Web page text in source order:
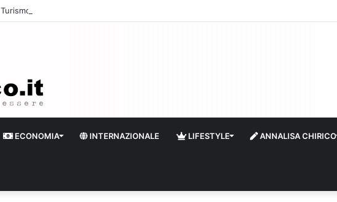
Turismo al giro di boa: sempre più stranieri in Riviera
ECONOMIA INTERNAZIONALE LIFESTYLE ANNALISA CHIRICO